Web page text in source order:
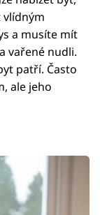
vlídným
a musíte mít
vařené nudli.
patří. Často
ale jeho